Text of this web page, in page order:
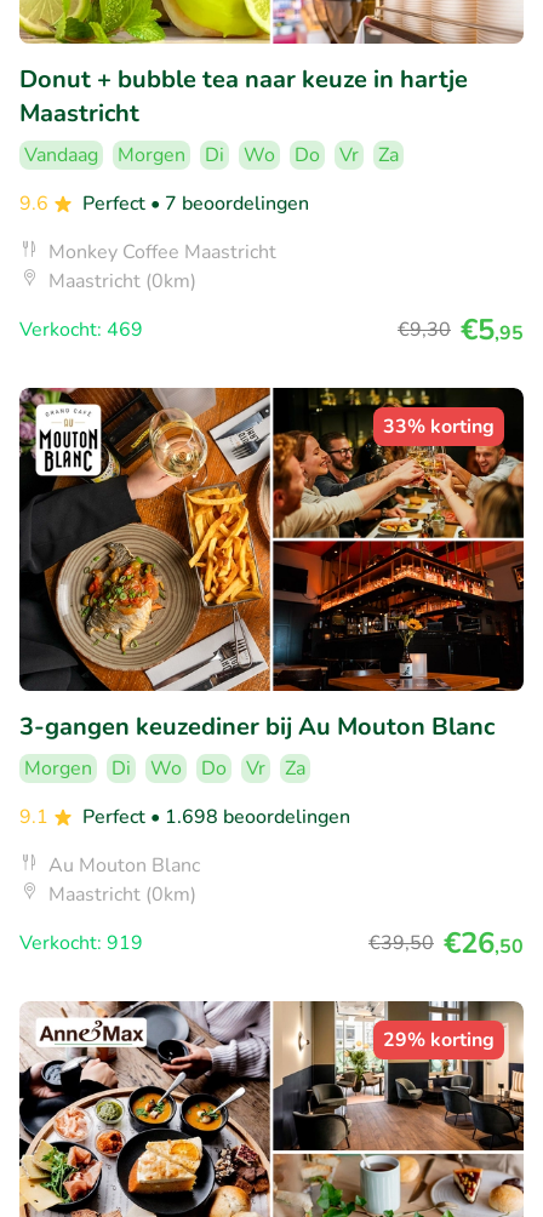
Donut + bubble tea naar keuze in hartje
Maastricht
Vandaag Morgen Di Wo Do Vr
Za
9.6
Perfect • 7 beoordelingen
Monkey Coffee Maastricht
Maastricht (0km)
Verkocht: 469
€9,30 €5,95
33% korting
3-gangen keuzediner bij Au Mouton Blanc
Morgen Di Wo Do Vr
Za
9.1
Perfect • 1.698 beoordelingen
Au Mouton Blanc
Maastricht (0km)
Verkocht: 919
€39,50 €26,50
29% korting